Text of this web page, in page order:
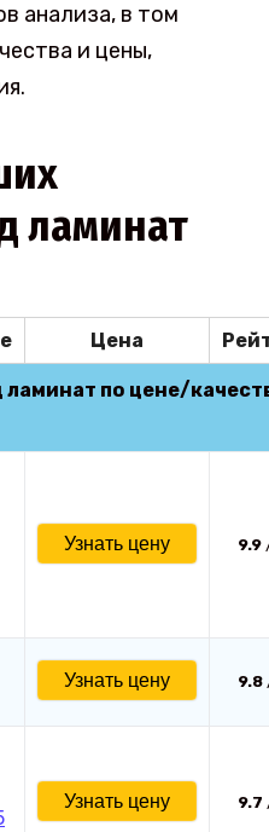
анализа, в том
и цены,
ламинат
Цена
по цене/
Узнать цену 9.9
Узнать цену 9.8
Узнать цену 9.7